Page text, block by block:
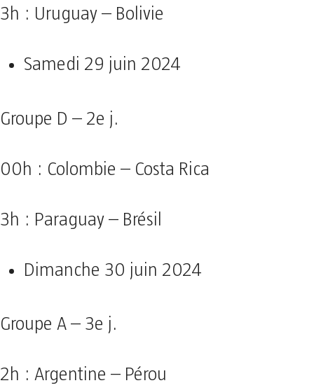
3h : Uruguay – Bolivie
Samedi 29 juin 2024
Groupe D – 2e j.
00h : Colombie – Costa Rica
3h : Paraguay – Brésil
Dimanche 30 juin 2024
Groupe A – 3e j.
2h : Argentine – Pérou